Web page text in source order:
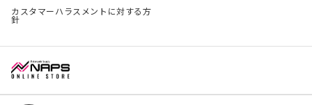
カスタマーハラスメントに対する方
針